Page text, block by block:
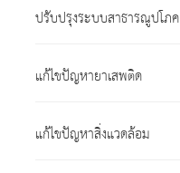
ปรับปรุงระบบสาธารณูปโภค
แก้ไขปัญหายาเสพติด
แก้ไขปัญหาสิ่งแวดล้อม